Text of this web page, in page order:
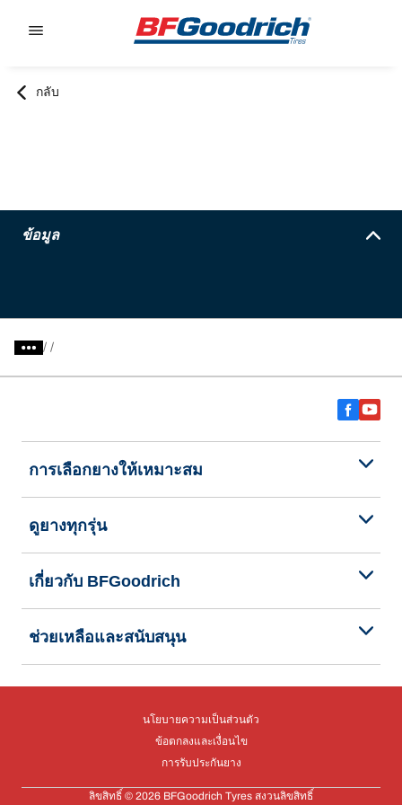
กลับ
ข้อมูล
/
การเลือกยางให้เหมาะสม
ดูยางทุกรุ่น
เกี่ยวกับ BFGoodrich
ช่วยเหลือและสนับสนุน
นโยบายความเป็นส่วนตัว
ข้อตกลงและเงื่อนไข
การรับประกันยาง
ลิขสิทธิ์ © 2026 BFGoodrich Tyres สงวนลิขสิทธิ์